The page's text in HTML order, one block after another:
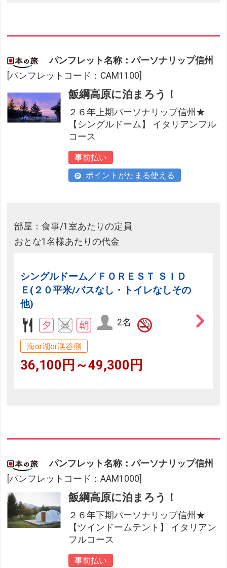
パンフレット名称：パーソナリップ信州
[パンフレットコード：CAM1100]
飯綱高原に泊まろう！
２６年上期パーソナリップ信州★
【シングルドーム】 イタリアンフル
コース
事前払い
ポイントがたまる使える
部屋：食事/1室あたりの定員
おとな1名様あたりの代金
シングルドーム／ＦＯＲＥＳＴ ＳＩＤ
Ｅ(２０平米/バスなし・トイレなしその
他)
2名
海or湖or渓谷側
36,100円～49,300円
パンフレット名称：パーソナリップ信州
[パンフレットコード：AAM1000]
飯綱高原に泊まろう！
２６年下期パーソナリップ信州★
【ツインドームテント】 イタリアン
フルコース
事前払い